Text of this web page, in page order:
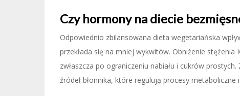
Czy hormony na diecie
Odpowiednio zbilansowana dieta wegetariańska
przekłada się na mniej wykwitów. Obniżenie
zwłaszcza po ograniczeniu nabiału i cukrów
źródeł błonnika, które regulują procesy